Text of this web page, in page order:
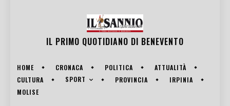
IL PRIMO QUOTIDIANO DI BENEVENTO
HOME CRONACA POLITICA
ATTUALITÀ
CULTURA
SPORT PROVINCIA
IRPINIA
MOLISE